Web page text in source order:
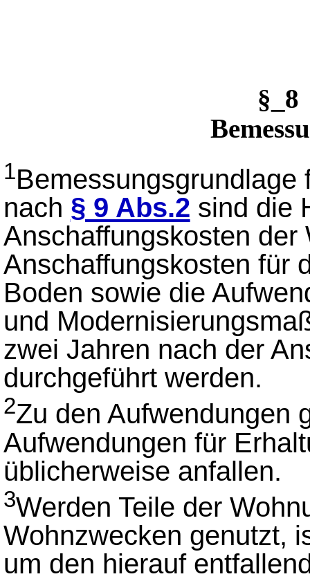
1Bemessungsgrundlage
nach § 9 Abs.2 sind die
Anschaffungskosten
Anschaffungskosten für
Boden sowie die
und
zwei Jahren nach der
durchgeführt werden.
2Zu den Aufwendungen
Aufwendungen für
üblicherweise anfallen.
3Werden Teile der
Wohnzwecken genutzt,
um den hierauf